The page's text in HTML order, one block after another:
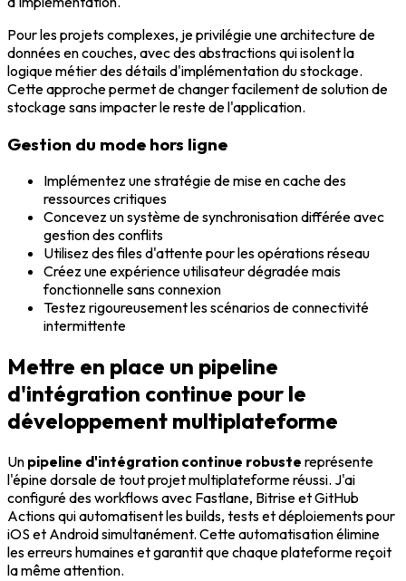
Pour les projets complexes, je privilégie une architecture de
données en couches, avec des abstractions qui isolent la
logique métier des détails d'implémentation du stockage.
Cette approche permet de changer facilement de solution de
stockage sans impacter le reste de l'application.
Gestion du mode hors ligne
Implémentez une stratégie de mise en cache des
ressources critiques
Concevez un système de synchronisation différée avec
gestion des conflits
Utilisez des files d'attente pour les opérations réseau
Créez une expérience utilisateur dégradée mais
fonctionnelle sans connexion
Testez rigoureusement les scénarios de connectivité
intermittente
Mettre en place un pipeline
d'intégration continue pour le
développement multiplateforme
Un pipeline d'intégration continue robuste représente
l'épine dorsale de tout projet multiplateforme réussi. J'ai
configuré des workflows avec Fastlane, Bitrise et GitHub
Actions qui automatisent les builds, tests et déploiements pour
iOS et Android simultanément. Cette automatisation élimine
les erreurs humaines et garantit que chaque plateforme reçoit
la même attention.